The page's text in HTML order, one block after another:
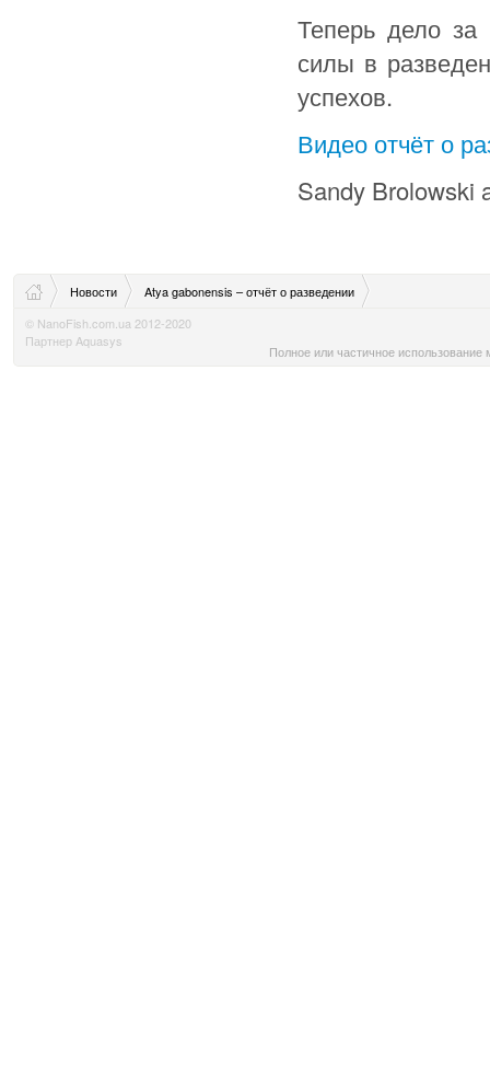
Теперь дело
силы в
успехов.
Видео отчёт о
Sandy Brolowski
Новости
Atya gabonensis – отчёт о разведении
© NanoFish.com.ua 2012-2020
Партнер Aquasys
Полное или частичное